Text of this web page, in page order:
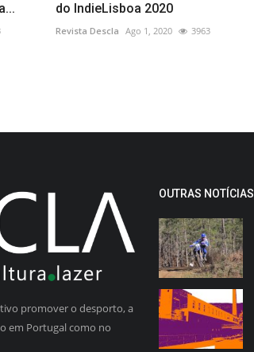
do IndieLisboa 2020
Revista Descla Ago 1, 2020 3963
promover o desporto, a
em Portugal como no
OUTRAS NOTÍCIAS